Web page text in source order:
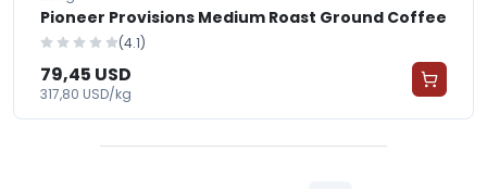
Pioneer Provisions Medium Roast Ground Coffee
(4.1)
79,45 USD
317,80 USD/kg